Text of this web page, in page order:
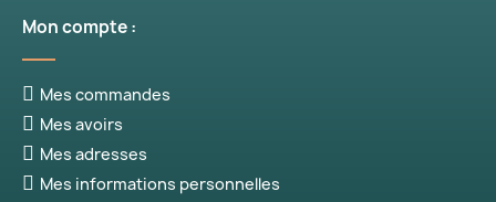
Mon compte :
Mes commandes
Mes avoirs
Mes adresses
Mes informations personnelles